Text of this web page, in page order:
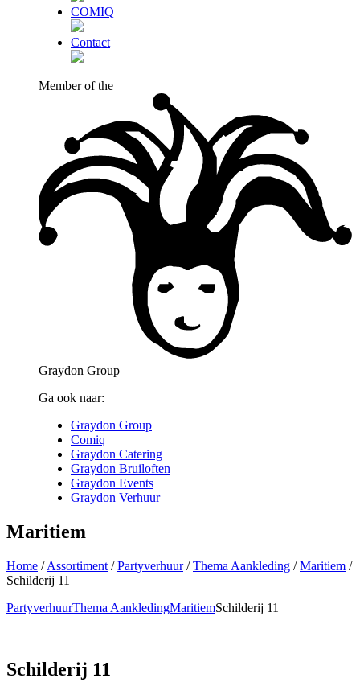
COMIQ
Contact
Member of the
Graydon Group
Ga ook naar:
Graydon Group
Comiq
Graydon Catering
Graydon Bruiloften
Graydon Events
Graydon Verhuur
Maritiem
Home /Assortiment /Partyverhuur/Thema Aankleding /Maritiem /
Schilderij 11
PartyverhuurThema AankledingMaritiemSchilderij 11
Schilderij 11